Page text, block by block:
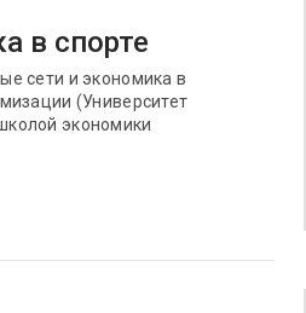
в спорте
сети и экономика в
(Университет
экономики